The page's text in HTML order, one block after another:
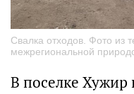
Свалка отходов. Фото из
межрегиональной
В поселке Хужир